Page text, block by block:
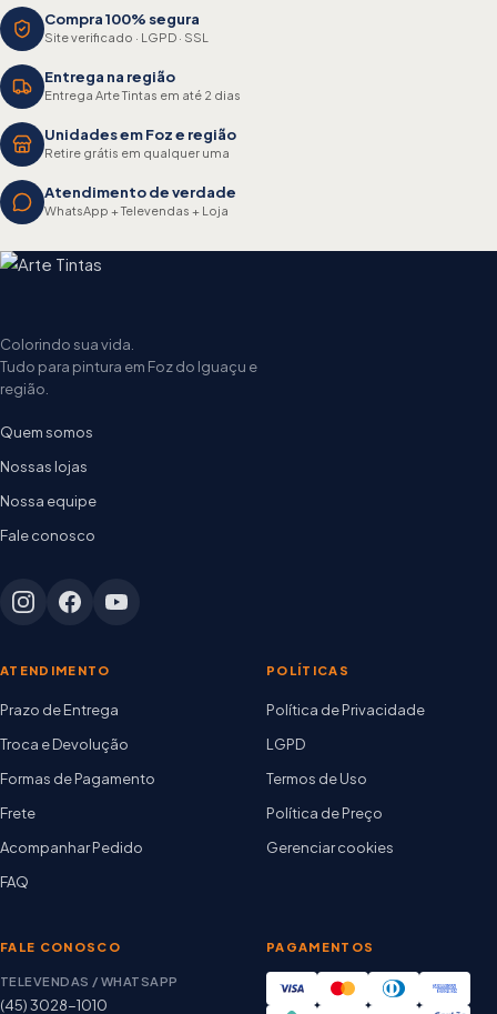
Compra 100% segura
Site verificado · LGPD · SSL
Entrega na região
Entrega Arte Tintas em até 2 dias
Unidades em Foz e região
Retire grátis em qualquer uma
Atendimento de verdade
WhatsApp + Televendas + Loja
Colorindo sua vida.
Tudo para pintura em Foz do Iguaçu e
região.
Quem somos
Nossas lojas
Nossa equipe
Fale conosco
ATENDIMENTO
Prazo de Entrega
Troca e Devolução
Formas de Pagamento
Frete
Acompanhar Pedido
FAQ
POLÍTICAS
Política de Privacidade
LGPD
Termos de Uso
Política de Preço
Gerenciar cookies
FALE CONOSCO
TELEVENDAS / WHATSAPP
(45) 3028-1010
PAGAMENTOS